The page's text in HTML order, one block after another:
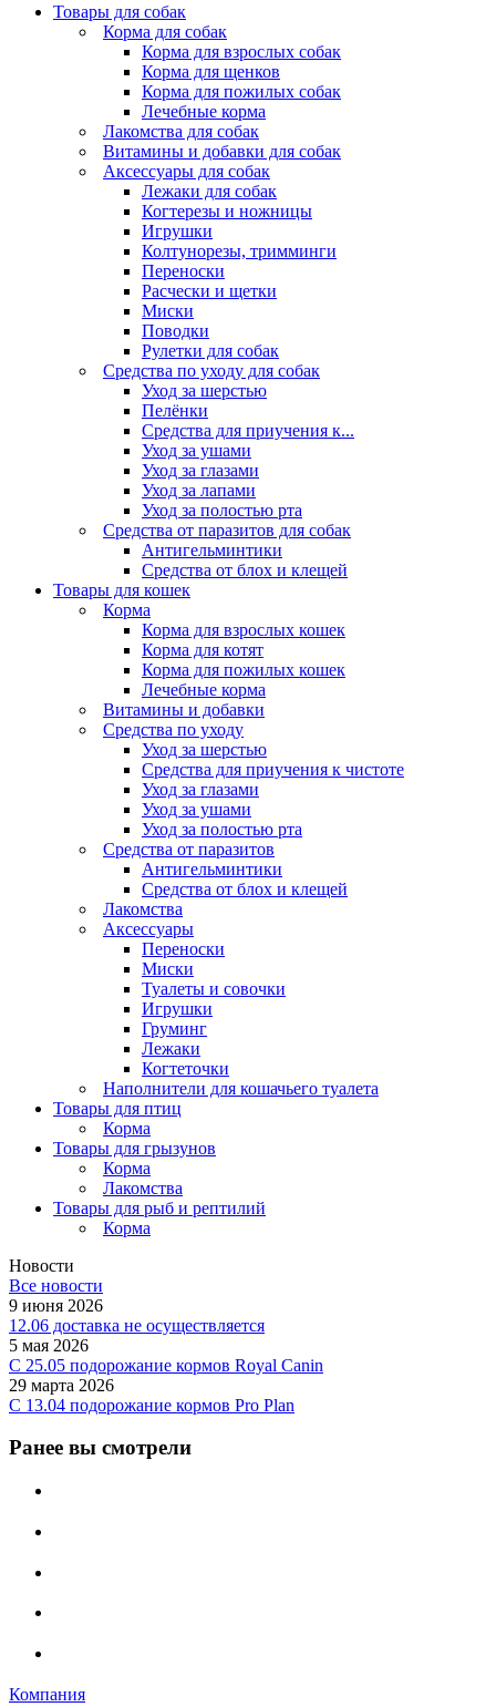
Товары для собак
Корма для собак
Корма для взрослых собак
Корма для щенков
Корма для пожилых собак
Лечебные корма
Лакомства для собак
Витамины и добавки для собак
Аксессуары для собак
Лежаки для собак
Когтерезы и ножницы
Игрушки
Колтунорезы, тримминги
Переноски
Расчески и щетки
Миски
Поводки
Рулетки для собак
Средства по уходу для собак
Уход за шерстью
Пелёнки
Средства для приучения к...
Уход за ушами
Уход за глазами
Уход за лапами
Уход за полостью рта
Средства от паразитов для собак
Антигельминтики
Средства от блох и клещей
Товары для кошек
Корма
Корма для взрослых кошек
Корма для котят
Корма для пожилых кошек
Лечебные корма
Витамины и добавки
Средства по уходу
Уход за шерстью
Средства для приучения к чистоте
Уход за глазами
Уход за ушами
Уход за полостью рта
Средства от паразитов
Антигельминтики
Средства от блох и клещей
Лакомства
Аксессуары
Переноски
Миски
Туалеты и совочки
Игрушки
Груминг
Лежаки
Когтеточки
Наполнители для кошачьего туалета
Товары для птиц
Корма
Товары для грызунов
Корма
Лакомства
Товары для рыб и рептилий
Корма
Новости
Все новости
9 июня 2026
12.06 доставка не осуществляется
5 мая 2026
C 25.05 подорожание кормов Royal Canin
29 марта 2026
С 13.04 подорожание кормов Pro Plan
Ранее вы смотрели
Компания